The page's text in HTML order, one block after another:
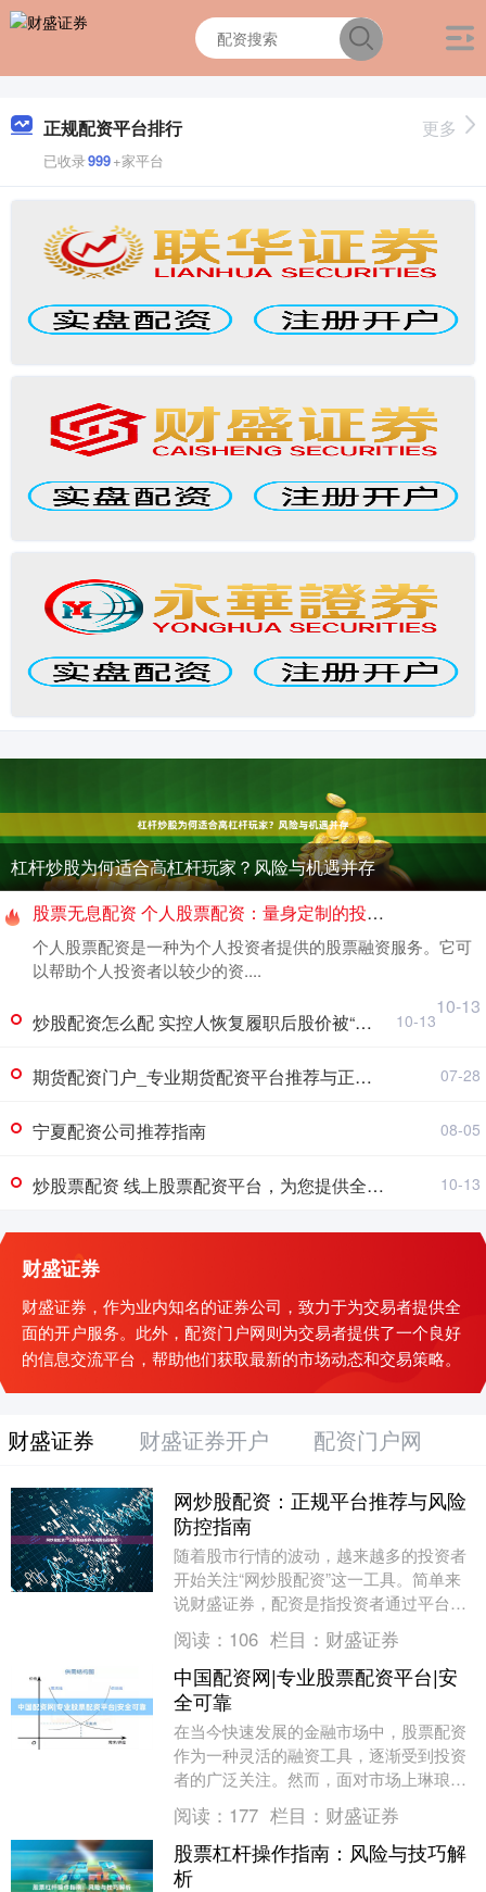
正规配资平台排行
已收录999+家平台
更多
杠杆炒股为何适合高杠杆玩家？风险与机遇并存
股票无息配资 个人股票配资：量身定制的投资方案
个人股票配资是一种为个人投资者提供的股票融资服务。它可
以帮助个人投资者以较少的资....
10-13
炒股配资怎么配 实控人恢复履职后股价被“踩刹车”，ST百利处置异常预付账款力求年底“摘帽” 10-13
期货配资门户_专业期货配资平台推荐与正规服务指南 07-28
宁夏配资公司推荐指南 08-05
炒股票配资 线上股票配资平台，为您提供全方位投资服务 10-13
财盛证券
财盛证券，作为业内知名的证券公司，致力于为交易者提供全
面的开户服务。此外，配资门户网则为交易者提供了一个良好
的信息交流平台，帮助他们获取最新的市场动态和交易策略。
财盛证券 财盛证券开户 配资门户网
网炒股配资：正规平台推荐与风险
防控指南
随着股市行情的波动，越来越多的投资者
开始关注“网炒股配资”这一工具。简单来
说财盛证券，配资是指投资者通过平台借
入资金放大投资本金，从而在行情向好时
获得更高收益。....
阅读： 106 栏目： 财盛证券
中国配资网|专业股票配资平台|安
全可靠
在当今快速发展的金融市场中，股票配资
作为一种灵活的融资工具，逐渐受到投资
者的广泛关注。然而，面对市场上琳琅满
目的配资平台，如何选择一个既专业又安
全的平台，成为许....
阅读： 177 栏目： 财盛证券
股票杠杆操作指南：风险与技巧解
析